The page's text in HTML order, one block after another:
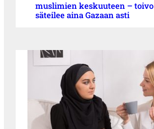
muslimien keskuuteen – toivo
säteilee aina Gazaan asti